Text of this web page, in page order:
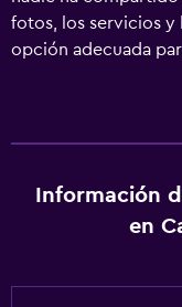
fotos, los servicios y
opción adecuada
Información
en